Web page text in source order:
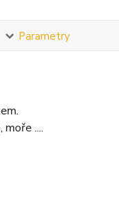
Parametry
....